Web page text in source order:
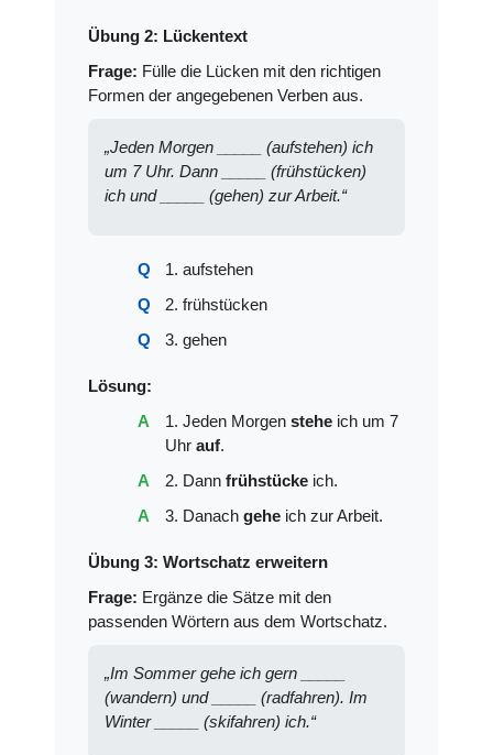
Übung 2: Lückentext
Frage: Fülle die Lücken mit den richtigen
Formen der angegebenen Verben aus.
„Jeden Morgen _____ (aufstehen) ich
um 7 Uhr. Dann _____ (frühstücken)
ich und _____ (gehen) zur Arbeit.“
1. aufstehen
2. frühstücken
3. gehen
Lösung:
1. Jeden Morgen stehe ich um 7
Uhr auf.
2. Dann frühstücke ich.
3. Danach gehe ich zur Arbeit.
Übung 3: Wortschatz erweitern
Frage: Ergänze die Sätze mit den
passenden Wörtern aus dem Wortschatz.
„Im Sommer gehe ich gern _____
(wandern) und _____ (radfahren). Im
Winter _____ (skifahren) ich.“